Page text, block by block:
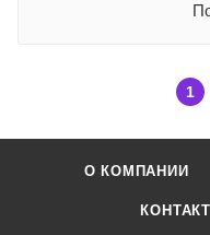
1
О КОМПАНИИ